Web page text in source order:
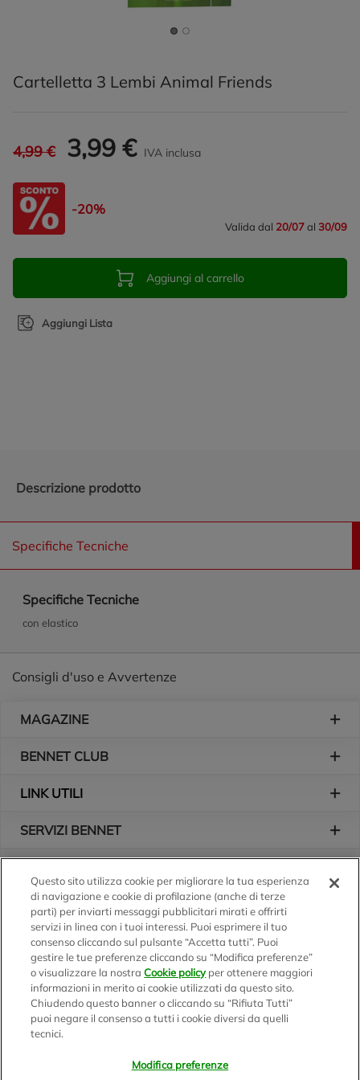
Cartelletta 3 Lembi Animal Friends
4,99 € 3,99 € IVA inclusa
-20%
Valida dal 20/07al 30/09
Aggiungi al carrello
Aggiungi Lista
Descrizione prodotto
Specifiche Tecniche
Specifiche Tecniche
con elastico
Consigli d'uso e Avvertenze
MAGAZINE
BENNET CLUB
LINK UTILI
SERVIZI BENNET
Logo Bennet
Seguici sui nostri canali
Scarica l'app
Questo sito utilizza cookie per migliorare la tua esperienza
di navigazione e cookie di profilazione (anche di terze
parti) per inviarti messaggi pubblicitari mirati e offrirti
servizi in linea con i tuoi interessi. Puoi esprimere il tuo
consenso cliccando sul pulsante “Accetta tutti”. Puoi
gestire le tue preferenze cliccando su “Modifica preferenze”
o visualizzare la nostraCookie policyper ottenere maggiori
informazioni in merito ai cookie utilizzati da questo sito.
Chiudendo questo banner o cliccando su “Rifiuta Tutti”
puoi negare il consenso a tutti i cookie diversi da quelli
tecnici.
Modifica preferenze